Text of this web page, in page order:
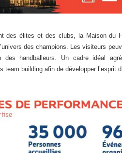
des élites et des clubs, la Maison du
des champions. Les visiteurs
handballeurs. Un cadre idéal
team building afin de développer l’esprit